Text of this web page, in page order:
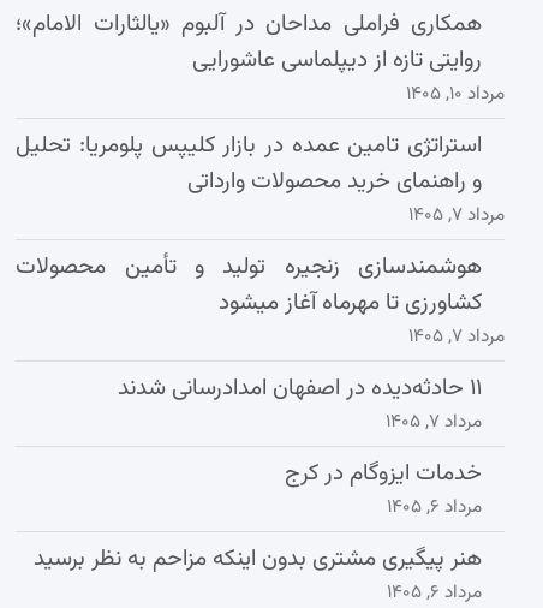
همکاری فراملی مداحان در آلبوم «یالثارات الامام»؛
روایتی تازه از دیپلماسی عاشورایی
مرداد ۱۰, ۱۴۰۵
استراتژی تامین عمده در بازار کلیپس پلومریا: تحلیل
و راهنمای خرید محصولات وارداتی
مرداد ۷, ۱۴۰۵
هوشمندسازی زنجیره تولید و تأمین محصولات
کشاورزی تا مهرماه آغاز میشود
مرداد ۷, ۱۴۰۵
۱۱ حادثه‌دیده در اصفهان امدادرسانی شدند
مرداد ۷, ۱۴۰۵
خدمات ایزوگام در کرج
مرداد ۶, ۱۴۰۵
هنر پیگیری مشتری بدون اینکه مزاحم به نظر برسید
مرداد ۶, ۱۴۰۵